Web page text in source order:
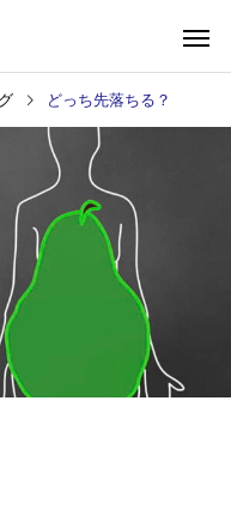
どっち先落ちる？